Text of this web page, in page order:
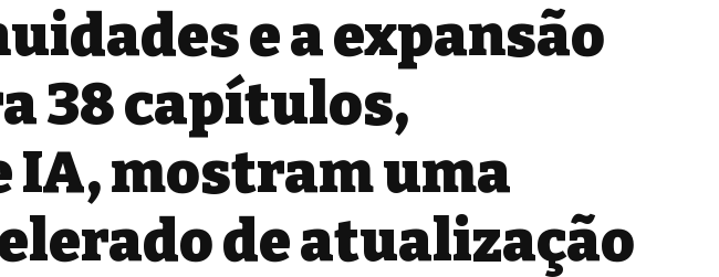
e a expansão
38 capítulos,
mostram uma
de atualização